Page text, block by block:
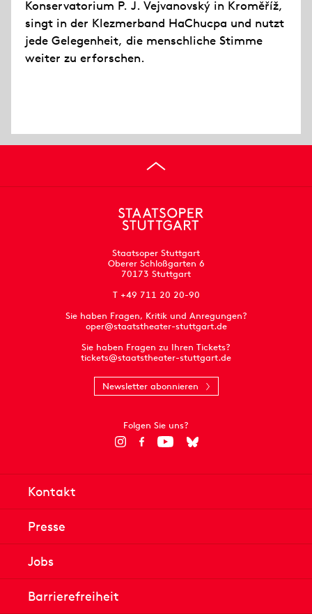
Konservatorium P. J. Vejvanovský in Kroměříž,
singt in der Klezmerband HaChucpa und nutzt
jede Gelegenheit, die menschliche Stimme
weiter zu erforschen.
Staatsoper Stuttgart
Oberer Schloßgarten 6
70173 Stuttgart
T +49 711 20 20-90
Sie haben Fragen, Kritik und Anregungen?
oper@staatstheater-stuttgart.de
Sie haben Fragen zu Ihren Tickets?
tickets@staatstheater-stuttgart.de
Newsletter abonnieren
Folgen Sie uns?
Kontakt
Presse
Jobs
Barrierefreiheit